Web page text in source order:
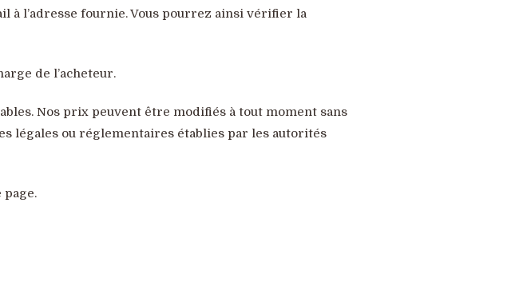
à l’adresse fournie. Vous pourrez ainsi vérifier la
de l’acheteur.
Nos prix peuvent être modifiés à tout moment sans
légales ou réglementaires établies par les autorités
page.